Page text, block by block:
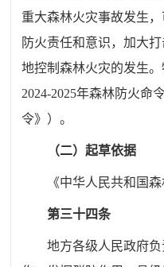
重大森林火灾事故发生
防火责任和意识，加大
地控制森林火灾的发生
2024-2025年森林防火命
令》）。
（二）起草依据
《中华人民共和国森
第三十四条
地方各级人民政府